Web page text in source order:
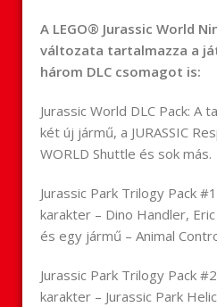
A LEGO® Jurassic World
változata tartalmazza a
három DLC csomagot is:
Jurassic World DLC Pack: A
két új jármű, a JURASSIC
WORLD Shuttle és sok más.
Jurassic Park Trilogy Pack
karakter – Dino Handler,
és egy jármű – Animal
Jurassic Park Trilogy Pack
karakter – Jurassic Park